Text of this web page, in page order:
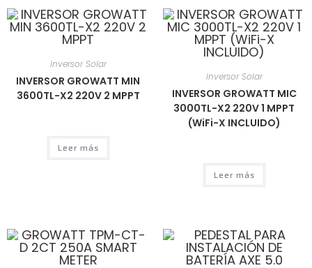
Inversor Solar
INVERSOR GROWATT MIN
3600TL-X2 220V 2 MPPT
Leer más
Inversor Solar
INVERSOR GROWATT MIC
3000TL-X2 220V 1 MPPT
(WiFi-X INCLUIDO)
Leer más